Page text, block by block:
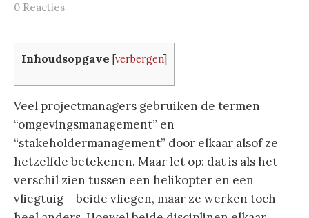
0 Reacties
Inhoudsopgave [verbergen]
Veel projectmanagers gebruiken de termen
“omgevingsmanagement” en
“stakeholdermanagement” door elkaar alsof ze
hetzelfde betekenen. Maar let op: dat is als het
verschil zien tussen een helikopter en een
vliegtuig – beide vliegen, maar ze werken toch